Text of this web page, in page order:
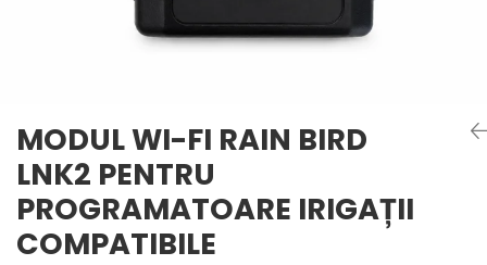
MODUL WI-FI RAIN BIRD
LNK2 PENTRU
PROGRAMATOARE IRIGAȚII
COMPATIBILE